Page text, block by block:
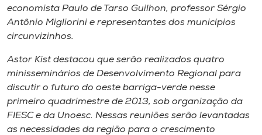
Museu
Unoesc
Store
Selecione
economista Paulo de Tarso Guilhon, professor Sérgio
Antônio Migliorini e representantes dos municípios
circunvizinhos.
Astor Kist destacou que serão realizados quatro
minisseminários de Desenvolvimento Regional para
discutir o futuro do oeste barriga-verde nesse
primeiro quadrimestre de 2013, sob organização da
FIESC e da Unoesc. Nessas reuniões serão levantadas
as necessidades da região para o crescimento